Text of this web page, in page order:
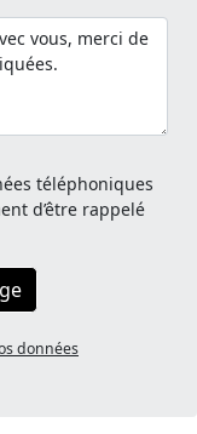
téléphoniques
d’être rappelé
données